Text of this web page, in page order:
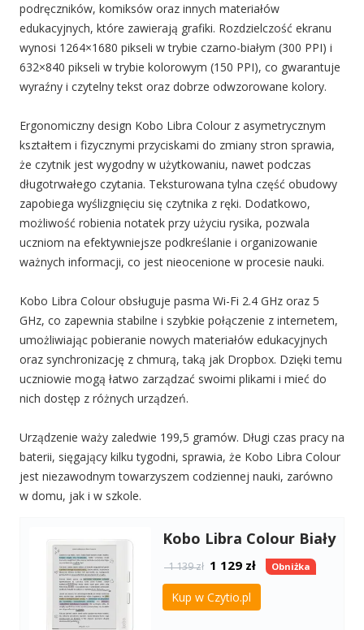
podręczników, komiksów oraz innych materiałów
edukacyjnych, które zawierają grafiki. Rozdzielczość ekranu
wynosi 1264×1680 pikseli w trybie czarno-białym (300 PPI) i
632×840 pikseli w trybie kolorowym (150 PPI), co gwarantuje
wyraźny i czytelny tekst oraz dobrze odwzorowane kolory.
Ergonomiczny design Kobo Libra Colour z asymetrycznym
kształtem i fizycznymi przyciskami do zmiany stron sprawia,
że czytnik jest wygodny w użytkowaniu, nawet podczas
długotrwałego czytania. Teksturowana tylna część obudowy
zapobiega wyślizgnięciu się czytnika z ręki. Dodatkowo,
możliwość robienia notatek przy użyciu rysika, pozwala
uczniom na efektywniejsze podkreślanie i organizowanie
ważnych informacji, co jest nieocenione w procesie nauki.
Kobo Libra Colour obsługuje pasma Wi-Fi 2.4 GHz oraz 5
GHz, co zapewnia stabilne i szybkie połączenie z internetem,
umożliwiając pobieranie nowych materiałów edukacyjnych
oraz synchronizację z chmurą, taką jak Dropbox. Dzięki temu
uczniowie mogą łatwo zarządzać swoimi plikami i mieć do
nich dostęp z różnych urządzeń.
Urządzenie waży zaledwie 199,5 gramów. Długi czas pracy na
baterii, sięgający kilku tygodni, sprawia, że Kobo Libra Colour
jest niezawodnym towarzyszem codziennej nauki, zarówno
w domu, jak i w szkole.
Kobo Libra Colour Biały
1 139 zł 1 129zł Obniżka
Kup w Czytio.pl